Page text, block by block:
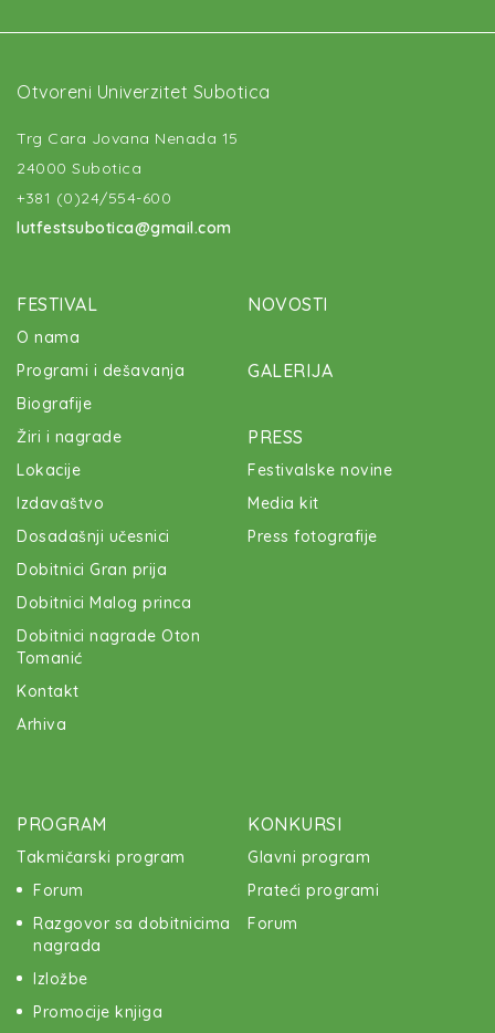
Otvoreni Univerzitet Subotica
Trg Cara Jovana Nenada 15
24000 Subotica
+381 (0)24/554-600
lutfestsubotica@gmail.com
FESTIVAL
O nama
Programi i dešavanja
Biografije
Žiri i nagrade
Lokacije
Izdavaštvo
Dosadašnji učesnici
Dobitnici Gran prija
Dobitnici Malog princa
Dobitnici nagrade Oton
Tomanić
Kontakt
Arhiva
NOVOSTI
PROGRAM
Takmičarski program
Forum
Razgovor sa dobitnicima
nagrada
Izložbe
Promocije knjiga
KONKURSI
Glavni program
Prateći programi
Forum
GALERIJA
PRESS
Festivalske novine
Media kit
Press fotografije